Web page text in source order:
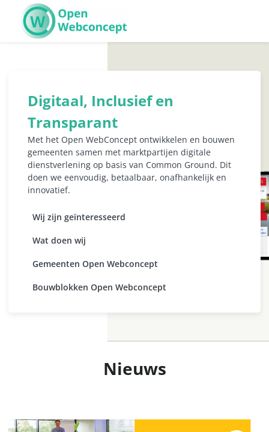
Digitaal, Inclusief en
Transparant
Met het Open WebConcept ontwikkelen en bouwen
gemeenten samen met marktpartijen digitale
dienstverlening op basis van Common Ground. Dit
doen we eenvoudig, betaalbaar, onafhankelijk en
innovatief.
Wij zijn geïnteresseerd
Wat doen wij
Gemeenten Open Webconcept
Bouwblokken Open Webconcept
Nieuws